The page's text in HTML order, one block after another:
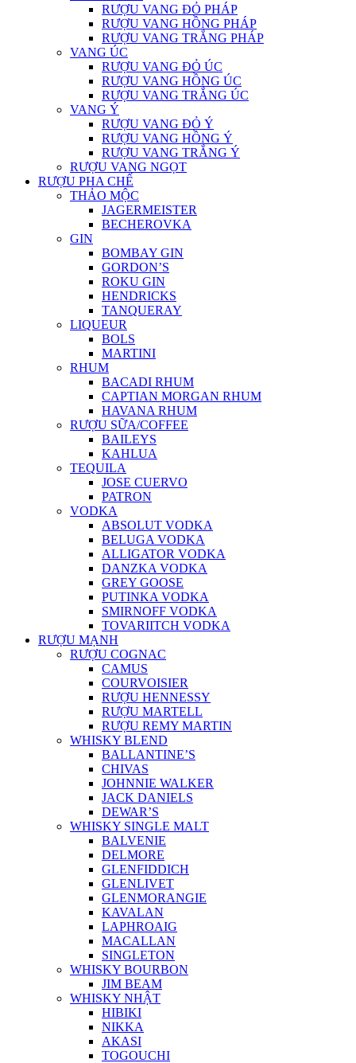
RƯỢU VANG ĐỎ PHÁP
RƯỢU VANG HỒNG PHÁP
RƯỢU VANG TRẮNG PHÁP
VANG ÚC
RƯỢU VANG ĐỎ ÚC
RƯỢU VANG HỒNG ÚC
RƯỢU VANG TRẮNG ÚC
VANG Ý
RƯỢU VANG ĐỎ Ý
RƯỢU VANG HỒNG Ý
RƯỢU VANG TRẮNG Ý
RƯỢU VANG NGỌT
RƯỢU PHA CHẾ
THẢO MỘC
JAGERMEISTER
BECHEROVKA
GIN
BOMBAY GIN
GORDON’S
ROKU GIN
HENDRICKS
TANQUERAY
LIQUEUR
BOLS
MARTINI
RHUM
BACADI RHUM
CAPTIAN MORGAN RHUM
HAVANA RHUM
RƯỢU SỮA/COFFEE
BAILEYS
KAHLUA
TEQUILA
JOSE CUERVO
PATRON
VODKA
ABSOLUT VODKA
BELUGA VODKA
ALLIGATOR VODKA
DANZKA VODKA
GREY GOOSE
PUTINKA VODKA
SMIRNOFF VODKA
TOVARIITCH VODKA
RƯỢU MẠNH
RƯỢU COGNAC
CAMUS
COURVOISIER
RƯỢU HENNESSY
RƯỢU MARTELL
RƯỢU REMY MARTIN
WHISKY BLEND
BALLANTINE’S
CHIVAS
JOHNNIE WALKER
JACK DANIELS
DEWAR’S
WHISKY SINGLE MALT
BALVENIE
DELMORE
GLENFIDDICH
GLENLIVET
GLENMORANGIE
KAVALAN
LAPHROAIG
MACALLAN
SINGLETON
WHISKY BOURBON
JIM BEAM
WHISKY NHẬT
HIBIKI
NIKKA
AKASI
TOGOUCHI